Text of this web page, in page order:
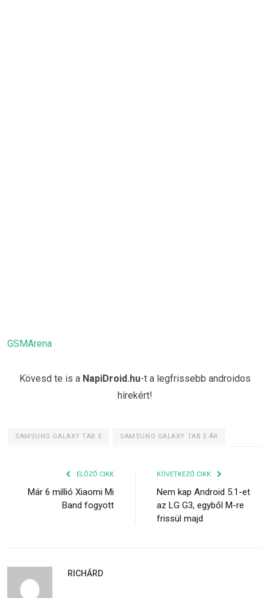
GSMArena
Kövesd te is a NapiDroid.hu-t a legfrissebb androidos
hírekért!
SAMSUNG GALAXY TAB E SAMSUNG GALAXY TAB E ÁR
ELŐZŐ CIKK
Már 6 millió Xiaomi Mi
Band fogyott
KÖVETKEZŐ CIKK
Nem kap Android 5.1-et
az LG G3, egyből M-re
frissül majd
RICHÁRD